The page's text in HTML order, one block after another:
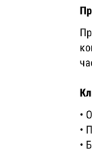
•
•
•